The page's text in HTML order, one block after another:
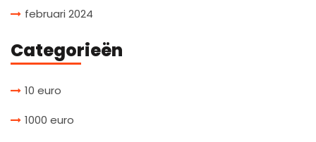
februari 2024
Categorieën
10 euro
1000 euro